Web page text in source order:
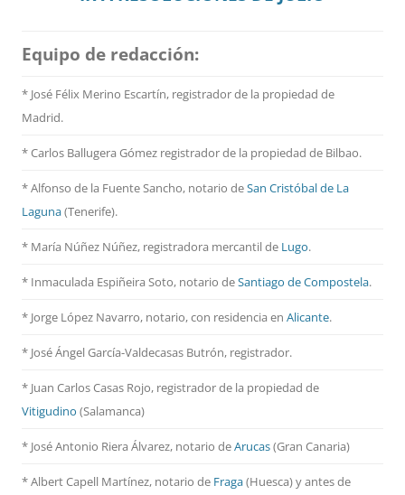
Equipo de redacción:
* José Félix Merino Escartín, registrador de la propiedad de
Madrid.
* Carlos Ballugera Gómez registrador de la propiedad de Bilbao.
* Alfonso de la Fuente Sancho, notario deSan Cristóbal de La
Laguna(Tenerife).
* María Núñez Núñez, registradora mercantil de Lugo.
* Inmaculada Espiñeira Soto, notario deSantiago de Compostela.
* Jorge López Navarro, notario, con residencia en Alicante.
* José Ángel García-Valdecasas Butrón, registrador.
* Juan Carlos Casas Rojo, registrador de la propiedad de
Vitigudino (Salamanca)
* José Antonio Riera Álvarez, notario deArucas(Gran Canaria)
* Albert Capell Martínez, notario de Fraga(Huesca) y antes de